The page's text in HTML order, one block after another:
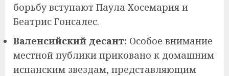
борьбу вступают Паула Хосемария и
Беатрис Гонсалес.
Валенсийский десант: Особое внимание
местной публики приковано к домашним
испанским звездам, представляющим